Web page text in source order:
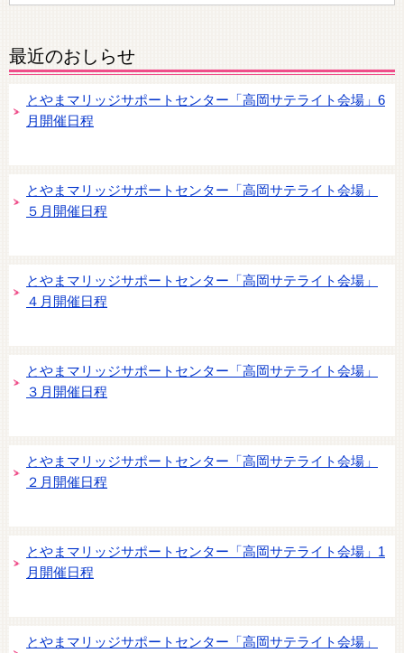
最近のおしらせ
とやまマリッジサポートセンター「高岡サテライト会場」6
月開催日程
とやまマリッジサポートセンター「高岡サテライト会場」
５月開催日程
とやまマリッジサポートセンター「高岡サテライト会場」
４月開催日程
とやまマリッジサポートセンター「高岡サテライト会場」
３月開催日程
とやまマリッジサポートセンター「高岡サテライト会場」
２月開催日程
とやまマリッジサポートセンター「高岡サテライト会場」1
月開催日程
とやまマリッジサポートセンター「高岡サテライト会場」